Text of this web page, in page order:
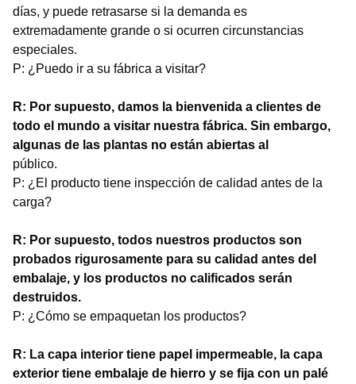
días, y puede retrasarse si la demanda es
extremadamente grande o si ocurren circunstancias
especiales.
P: ¿Puedo ir a su fábrica a visitar?
R: Por supuesto, damos la bienvenida a clientes de
todo el mundo a visitar nuestra fábrica. Sin embargo,
algunas de las plantas no están abiertas al
público.
P: ¿El producto tiene inspección de calidad antes de la
carga?
R: Por supuesto, todos nuestros productos son
probados rigurosamente para su calidad antes del
embalaje, y los productos no calificados serán
destruidos.
P: ¿Cómo se empaquetan los productos?
R: La capa interior tiene papel impermeable, la capa
exterior tiene embalaje de hierro y se fija con un palé